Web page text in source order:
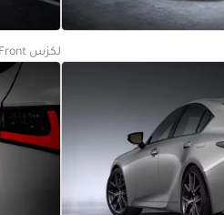
لكزس IS 350 exterior - Front